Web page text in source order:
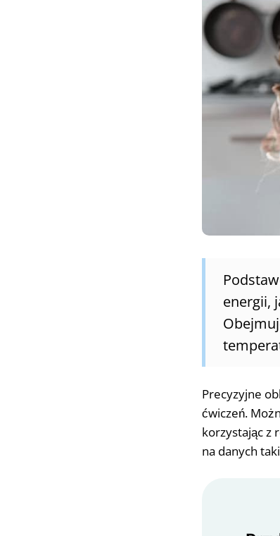
energii,
Precyzyjne
ćwiczeń.
korzystając z
na danych